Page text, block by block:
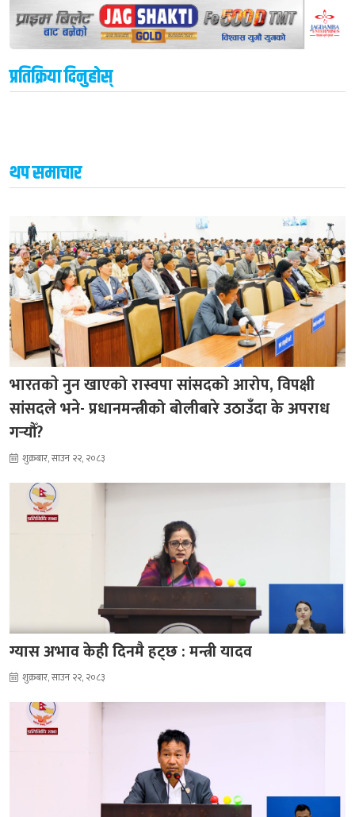
प्रतिक्रिया दिनुहोस्
थप समाचार
भारतकाे नुन खाएको रास्वपा सांसदको आरोप, विपक्षी
सांसदले भने- प्रधानमन्त्रीको बोलीबारे उठाउँदा के अपराध
गर्‍यौँ?
शुक्रबार, साउन २२, २०८३
ग्यास अभाव केही दिनमै हट्छ : मन्त्री यादव
शुक्रबार, साउन २२, २०८३